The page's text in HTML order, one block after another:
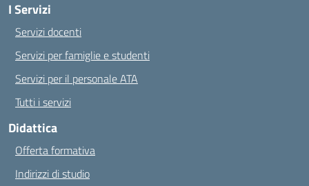
I Servizi
Servizi docenti
Servizi per famiglie e studenti
Servizi per il personale ATA
Tutti i servizi
Didattica
Offerta formativa
Indirizzi di studio